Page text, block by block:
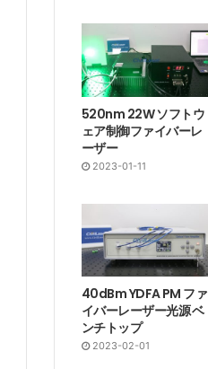
520nm 22W ソフトウ
ェア制御ファイバーレ
ーザー
2023-01-11
40dBm YDFA PM ファ
イバーレーザー光源 ベ
ンチトップ
2023-02-01